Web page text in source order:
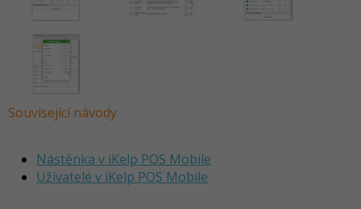
Související návody
Nástěnka v iKelp POS Mobile
Uživatelé v iKelp POS Mobile